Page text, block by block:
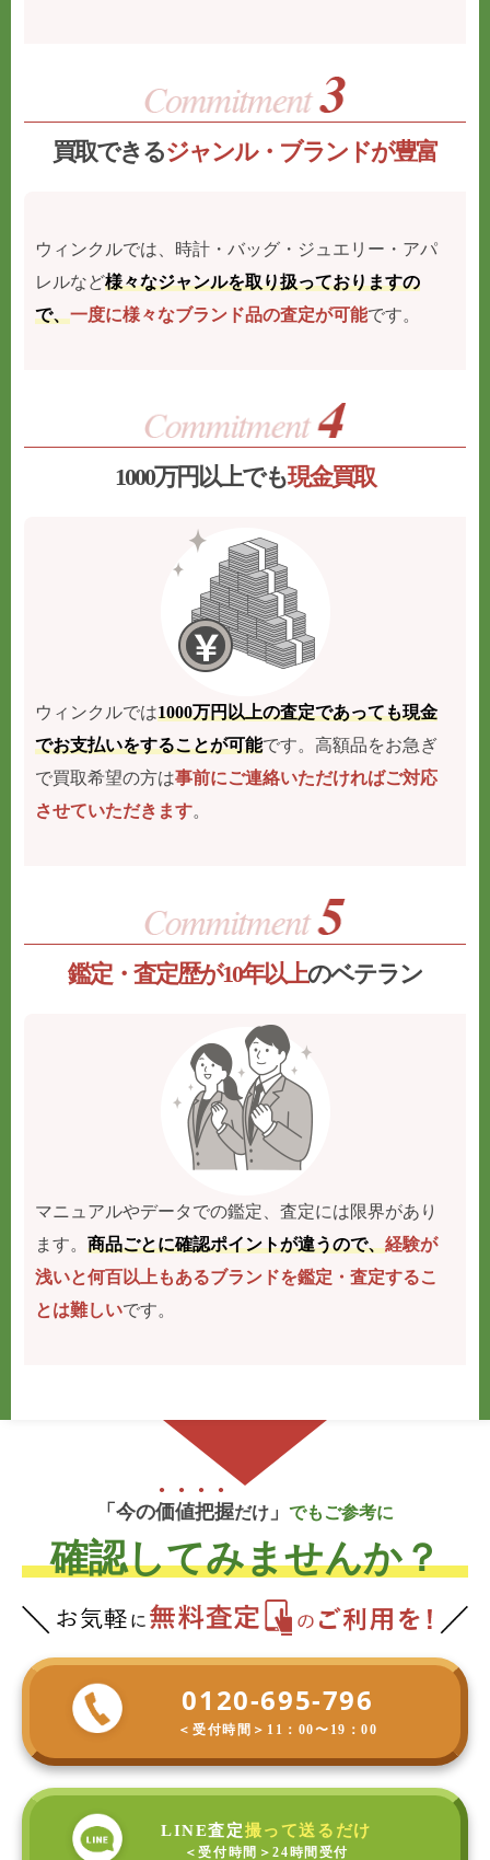
買取できるジャンル・ブランドが豊富
ウィンクルでは、時計・バッグ・ジュエリー・アパ
レルなど様々なジャンルを取り扱っておりますの
で、一度に様々なブランド品の査定が可能です。
1000万円以上でも現金買取
ウィンクルでは1000万円以上の査定であっても現金
でお支払いをすることが可能です。高額品をお急ぎ
で買取希望の方は事前にご連絡いただければご対応
させていただきます。
鑑定・査定歴が10年以上のベテラン
マニュアルやデータでの鑑定、査定には限界があり
ます。商品ごとに確認ポイントが違うので、経験が
浅いと何百以上もあるブランドを鑑定・査定するこ
とは難しいです。
「今の価値把握だけ 」 でもご参考に
確認してみませんか？
0120-695-796
＜受付時間＞ 11：00〜19：00
LINE査定撮って送るだけ
＜受付時間＞24時間受付